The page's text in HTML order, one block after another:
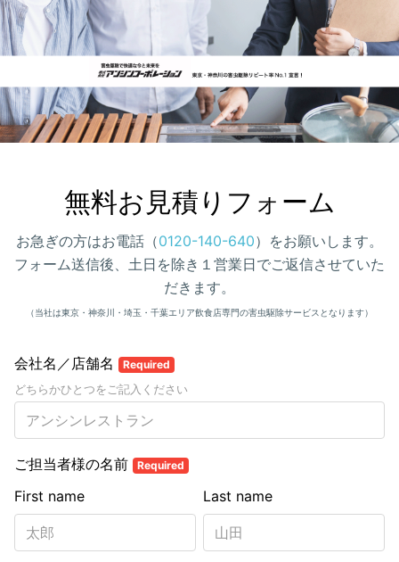
無料お見積りフォーム
お急ぎの方はお電話（0120-140-640）をお願いします。
フォーム送信後、土日を除き１営業日でご返信させていた
だきます。
（当社は東京・神奈川・埼玉・千葉エリア飲食店専門の害虫駆除サービスとなります）
会社名／店舗名 Required
どちらかひとつをご記入ください
ご担当者様の名前 Required
Last name
First name